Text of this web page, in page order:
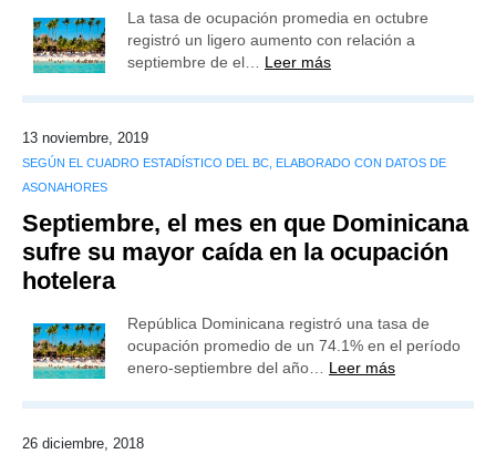
La tasa de ocupación promedia en octubre
registró un ligero aumento con relación a
septiembre de el… Leer más
13 noviembre, 2019
SEGÚN EL CUADRO ESTADÍSTICO DEL BC, ELABORADO CON DATOS DE
ASONAHORES
Septiembre, el mes en que Dominicana
sufre su mayor caída en la ocupación
hotelera
República Dominicana registró una tasa de
ocupación promedio de un 74.1% en el período
enero-septiembre del año… Leer más
26 diciembre, 2018